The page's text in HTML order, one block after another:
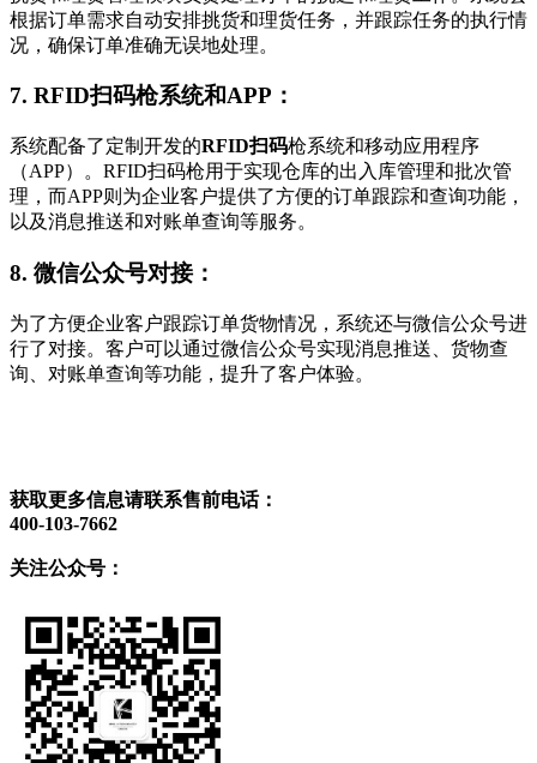
根据订单需求自动安排挑货和理货任务，并跟踪任务的执行情
况，确保订单准确无误地处理。
7. RFID扫码枪系统和APP：
系统配备了定制开发的RFID扫码枪系统和移动应用程序
（APP）。RFID扫码枪用于实现仓库的出入库管理和批次管
理，而APP则为企业客户提供了方便的订单跟踪和查询功能，
以及消息推送和对账单查询等服务。
8. 微信公众号对接：
为了方便企业客户跟踪订单货物情况，系统还与微信公众号进
行了对接。客户可以通过微信公众号实现消息推送、货物查
询、对账单查询等功能，提升了客户体验。
获取更多信息请联系售前电话：
400-103-7662
关注公众号：